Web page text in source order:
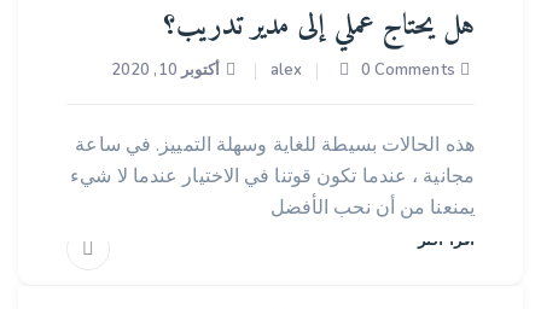
الناشر
هل يحتاج عملي إلى مدير تدريب؟
alex 0 Comments أكتوبر 10, 2020
هذه الحالات بسيطة للغاية وسهلة التمييز. في ساعة
مجانية ، عندما تكون قوتنا في الاختيار عندما لا شيء
يمنعنا من أن نحب الأفضل
اقرأ أكثر